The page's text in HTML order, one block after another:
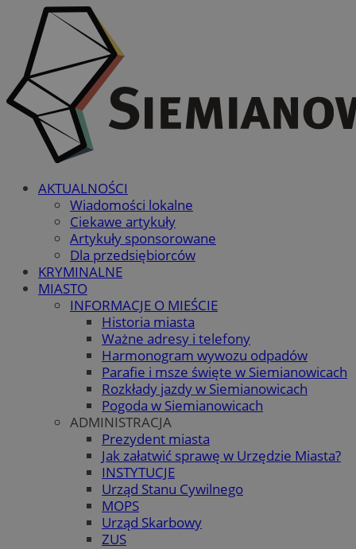
AKTUALNOŚCI
Wiadomości lokalne
Ciekawe artykuły
Artykuły sponsorowane
Dla przedsiębiorców
KRYMINALNE
MIASTO
INFORMACJE O MIEŚCIE
Historia miasta
Ważne adresy i telefony
Harmonogram wywozu odpadów
Parafie i msze święte w Siemianowicach
Rozkłady jazdy w Siemianowicach
Pogoda w Siemianowicach
ADMINISTRACJA
Prezydent miasta
Jak załatwić sprawę w Urzędzie Miasta?
INSTYTUCJE
Urząd Stanu Cywilnego
MOPS
Urząd Skarbowy
ZUS